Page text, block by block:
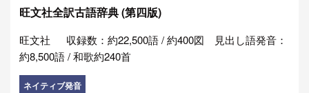
旺文社全訳古語辞典 (第四版)
旺文社
収録数：約22,500語 / 約400図 見出し語発音：
約8,500語 / 和歌約240首
ネイティブ発音